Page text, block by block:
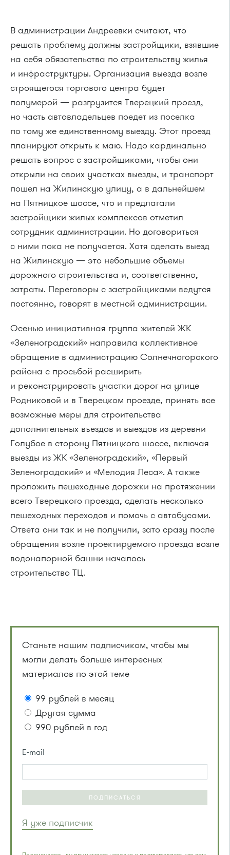
В администрации Андреевки считают, что
решать проблему должны застройщики, взявшие
на себя обязательства по строительству жилья
и инфраструктуры. Организация выезда возле
строящегося торгового центра будет
полумерой — разгрузится Тверецкий проезд,
но часть автовладельцев поедет из поселка
по тому же единственному выезду. Этот проезд
планируют открыть к маю. Надо кардинально
решать вопрос с застройщиками, чтобы они
открыли на своих участках выезды, и транспорт
пошел на Жилинскую улицу, а в дальнейшем
на Пятницкое шоссе, что и предлагали
застройщики жилых комплексов отметил
сотрудник администрации. Но договориться
с ними пока не получается. Хотя сделать выезд
на Жилинскую — это небольшие объемы
дорожного строительства и, соответственно,
затраты. Переговоры с застройщиками ведутся
постоянно, говорят в местной администрации.
Осенью инициативная группа жителей ЖК
«Зеленоградский» направила коллективное
обращение в администрацию Солнечногорского
района с просьбой расширить
и реконструировать участки дорог на улице
Родниковой и в Тверецком проезде, принять все
возможные меры для строительства
дополнительных въездов и выездов из деревни
Голубое в сторону Пятницкого шоссе, включая
выезды из ЖК «Зеленоградский», «Первый
Зеленоградский» и «Мелодия Леса». А также
проложить пешеходные дорожки на протяжении
всего Тверецкого проезда, сделать несколько
пешеходных переходов и помочь с автобусами.
Ответа они так и не получили, зато сразу после
обращения возле проектируемого проезда возле
водонапорной башни началось
строительство ТЦ.
Станьте нашим подписчиком, чтобы мы
могли делать больше интересных
материалов по этой теме
99 рублей в месяц
Другая сумма
990 рублей в год
E-mail
ПОДПИСАТЬСЯ
Я уже подписчик